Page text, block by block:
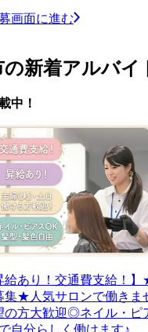
画面に進む
の新着アルバイ
中！
給あり！交通費支給！
集★人気サロンで働きま
の方大歓迎◎ネイル・ピ